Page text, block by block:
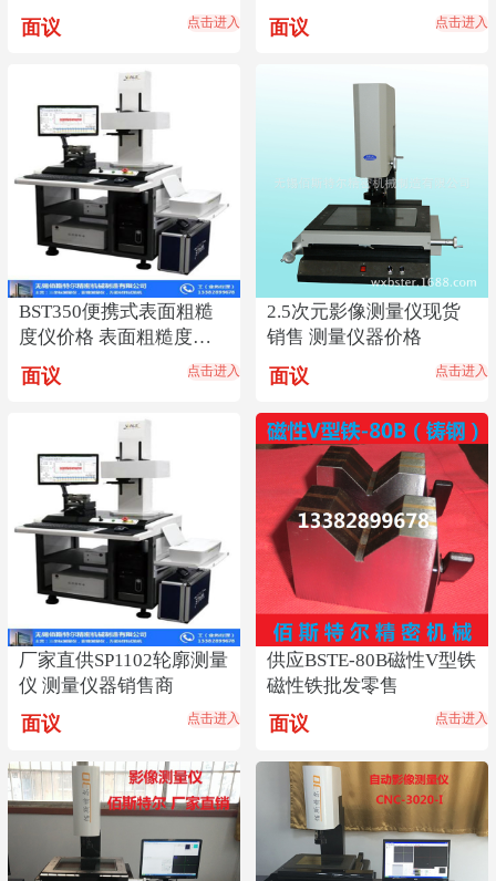
面议 点击进入 面议 点击进入
BST350便携式表面粗糙
度仪价格 表面粗糙度仪
厂商
面议 点击进入
2.5次元影像测量仪现货
销售 测量仪器价格
面议 点击进入
厂家直供SP1102轮廓测量
仪 测量仪器销售商
面议 点击进入
供应BSTE-80B磁性V型铁
磁性铁批发零售
面议 点击进入